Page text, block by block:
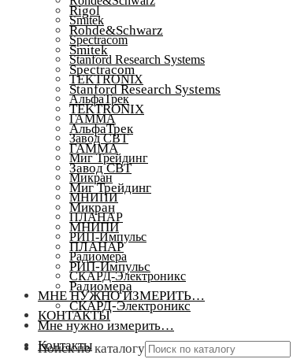
Smitek
Spectracom
Stanford Research Systems
TEKTRONIX
АльфаТрек
ГАММА
Завод СВТ
Миг Трейдинг
Микран
МНИПИ
ПЛАНАР
РИП-Импульс
Радиомера
СКАРД-Электроникс
МНЕ НУЖНО ИЗМЕРИТЬ…
КОНТАКТЫ
Поиск по каталогу
Rigol
Rohde&Schwarz
Smitek
Spectracom
Stanford Research Systems
TEKTRONIX
АльфаТрек
ГАММА
Завод СВТ
Миг Трейдинг
Микран
МНИПИ
ПЛАНАР
РИП-Импульс
Радиомера
СКАРД-Электроникс
Мне нужно измерить…
Контакты